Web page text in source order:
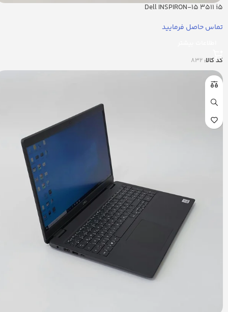
Dell INSPIRON-15 3511 i5
تماس حاصل فرمایید
کد کالا: 832